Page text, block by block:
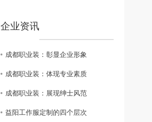
企业资讯
成都职业装：彰显企业形象
成都职业装：体现专业素质
成都职业装：展现绅士风范
益阳工作服定制的四个层次